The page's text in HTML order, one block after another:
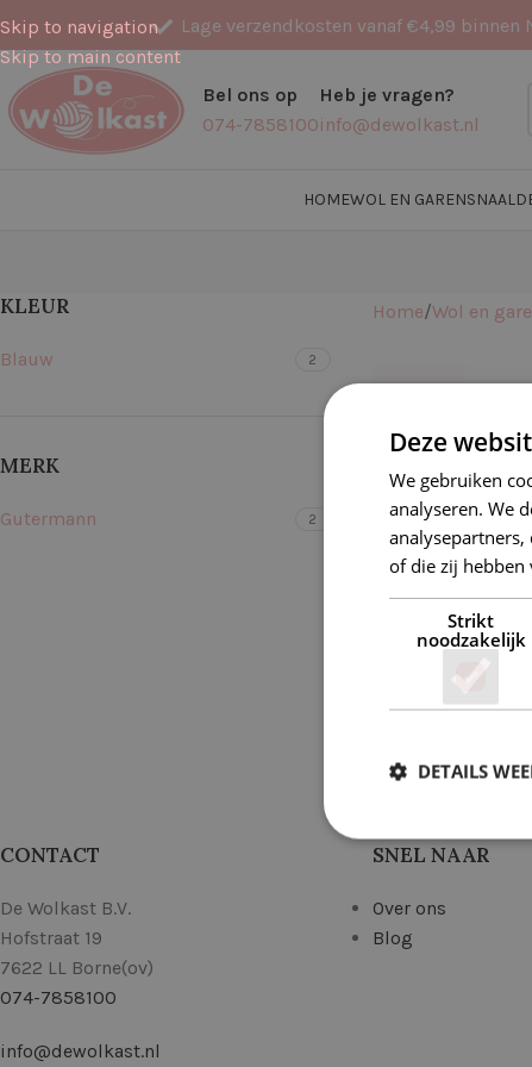
Skip to navigation
Skip to main content
Lage verzendkosten vanaf €4,99 binnen
Bel ons op
074-7858100
Heb je vragen?
info@dewolkast.nl
HOMEWOL EN GARENS
KLEUR
Blauw 2
MERK
Gutermann 2
Home Wol en
€
CONTACT
De Wolkast B.V.
Hofstraat 19
7622 LL Borne(ov)
074-7858100
info@dewolkast.nl
SNEL NAAR
Over ons
Blog
Deze
We gebruiken
analyseren. We
of die zij hebben
Strikt
noodzakelijk
DETAILS